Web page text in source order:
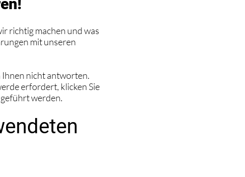
richtig machen und was
mit unseren
nicht antworten.
erfordert, klicken Sie
werden.